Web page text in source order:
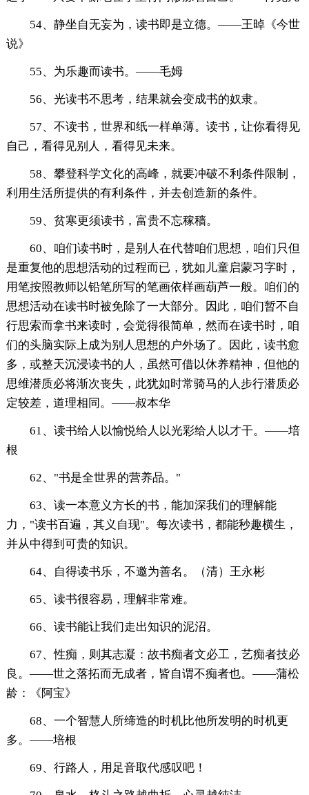
54、静坐自无妄为，读书即是立德。——王晫《今世
说》
55、为乐趣而读书。——毛姆
56、光读书不思考，结果就会变成书的奴隶。
57、不读书，世界和纸一样单薄。读书，让你看得见
自己，看得见别人，看得见未来。
58、攀登科学文化的高峰，就要冲破不利条件限制，
利用生活所提供的有利条件，并去创造新的条件。
59、贫寒更须读书，富贵不忘稼穑。
60、咱们读书时，是别人在代替咱们思想，咱们只但
是重复他的思想活动的过程而已，犹如儿童启蒙习字时，
用笔按照教师以铅笔所写的笔画依样画葫芦一般。咱们的
思想活动在读书时被免除了一大部分。因此，咱们暂不自
行思索而拿书来读时，会觉得很简单，然而在读书时，咱
们的头脑实际上成为别人思想的户外场了。因此，读书愈
多，或整天沉浸读书的人，虽然可借以休养精神，但他的
思维潜质必将渐次丧失，此犹如时常骑马的人步行潜质必
定较差，道理相同。——叔本华
61、读书给人以愉悦给人以光彩给人以才干。——培
根
62、"书是全世界的营养品。"
63、读一本意义方长的书，能加深我们的理解能
力，"读书百遍，其义自现"。每次读书，都能秒趣横生，
并从中得到可贵的知识。
64、自得读书乐，不邀为善名。（清）王永彬
65、读书很容易，理解非常难。
66、读书能让我们走出知识的泥沼。
67、性痴，则其志凝：故书痴者文必工，艺痴者技必
良。——世之落拓而无成者，皆自谓不痴者也。——蒲松
龄：《阿宝》
68、一个智慧人所缔造的时机比他所发明的时机更
多。——培根
69、行路人，用足音取代感叹吧！